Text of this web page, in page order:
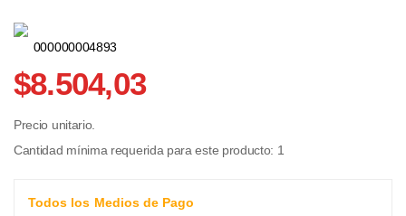
000000004893
$8.504,03
Precio unitario.
Cantidad mínima requerida para este producto: 1
Todos los Medios de Pago